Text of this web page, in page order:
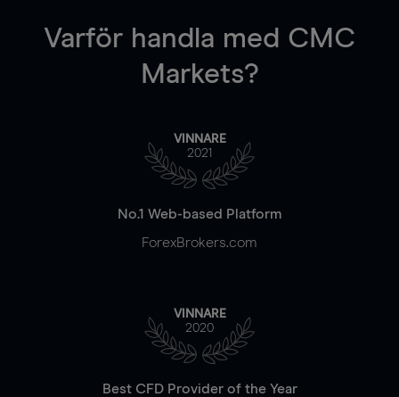
Varför handla med CMC
Markets?
VINNARE
2021
No.1 Web-based Platform
ForexBrokers.com
VINNARE
2020
Best CFD Provider of the Year